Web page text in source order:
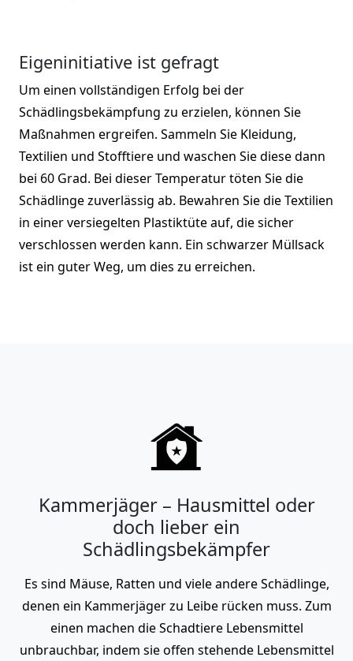
Eigeninitiative ist gefragt
Um einen vollständigen Erfolg bei der
Schädlingsbekämpfung zu erzielen, können Sie
Maßnahmen ergreifen. Sammeln Sie Kleidung,
Textilien und Stofftiere und waschen Sie diese dann
bei 60 Grad. Bei dieser Temperatur töten Sie die
Schädlinge zuverlässig ab. Bewahren Sie die Textilien
in einer versiegelten Plastiktüte auf, die sicher
verschlossen werden kann. Ein schwarzer Müllsack
ist ein guter Weg, um dies zu erreichen.
Kammerjäger – Hausmittel oder
doch lieber ein
Schädlingsbekämpfer
Es sind Mäuse, Ratten und viele andere Schädlinge,
denen ein Kammerjäger zu Leibe rücken muss. Zum
einen machen die Schadtiere Lebensmittel
unbrauchbar, indem sie offen stehende Lebensmittel